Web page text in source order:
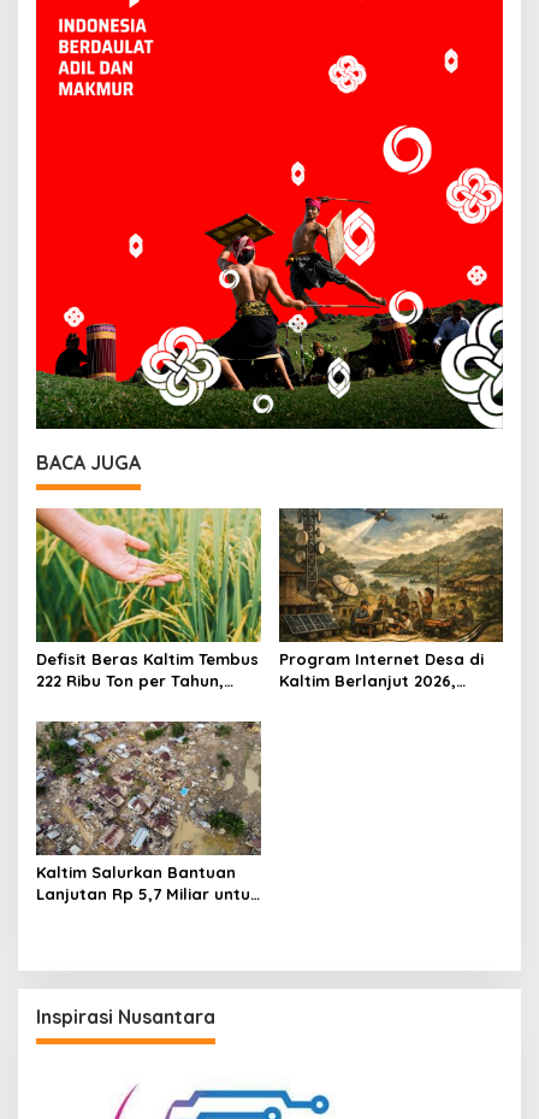
BACA JUGA
Defisit Beras Kaltim Tembus
222 Ribu Ton per Tahun,
Luar Daerah Masih Tinggi
Program Internet Desa di
Kaltim Berlanjut 2026,
Kaltim Salurkan Bantuan
Lanjutan Rp 5,7 Miliar untuk
Inspirasi Nusantara